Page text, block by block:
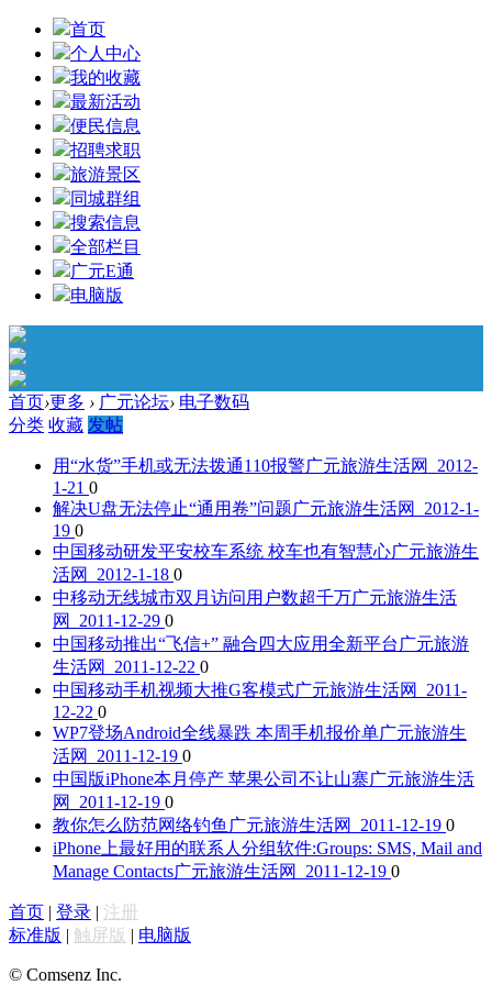
首页
个人中心
我的收藏
最新活动
便民信息
招聘求职
旅游景区
同城群组
搜索信息
全部栏目
广元E通
电脑版
首页›更多 › 广元论坛› 电子数码
分类 收藏 发帖
用“水货”手机或无法拨通110报警广元旅游生活网 2012-
1-21 0
解决U盘无法停止“通用卷”问题广元旅游生活网 2012-1-
19 0
中国移动研发平安校车系统 校车也有智慧心广元旅游生
活网 2012-1-18 0
中移动无线城市双月访问用户数超千万广元旅游生活
网 2011-12-29 0
中国移动推出“飞信+” 融合四大应用全新平台 广元旅游
生活网 2011-12-22 0
中国移动手机视频大推G客模式广元旅游生活网 2011-
12-22 0
WP7登场Android全线暴跌 本周手机报价单广元旅游生
活网 2011-12-19 0
中国版iPhone本月停产 苹果公司不让山寨广元旅游生活
网 2011-12-19 0
教你怎么防范网络钓鱼 广元旅游生活网 2011-12-19 0
iPhone上最好用的联系人分组软件:Groups: SMS, Mail and
Manage Contacts广元旅游生活网 2011-12-19 0
首页 | 登录 | 注册
标准版 | 触屏版 | 电脑版
© Comsenz Inc.